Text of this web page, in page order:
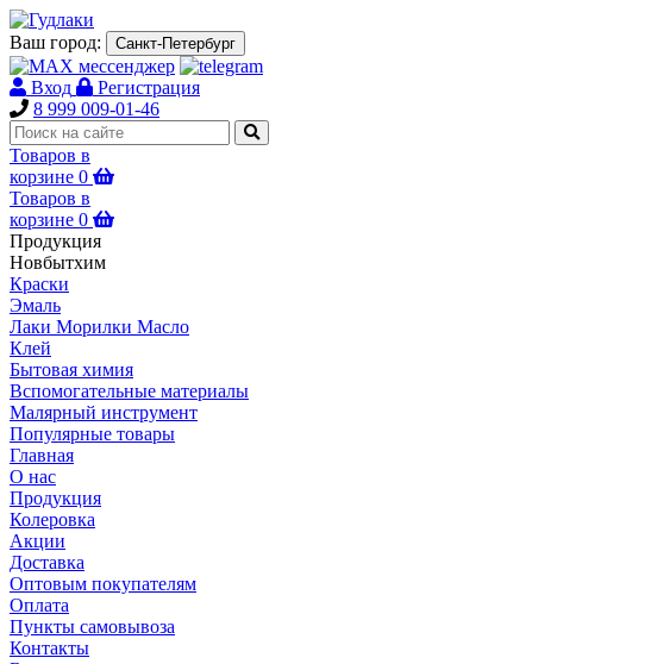
Ваш город: Санкт-Петербург
Вход
Регистрация
8 999 009-01-46
Товаров в
корзине 0
Товаров в
корзине 0
Продукция
Новбытхим
Краски
Эмаль
Лаки Морилки Масло
Клей
Бытовая химия
Вспомогательные материалы
Малярный инструмент
Популярные товары
Главная
О нас
Продукция
Колеровка
Акции
Доставка
Оптовым покупателям
Оплата
Пункты самовывоза
Контакты